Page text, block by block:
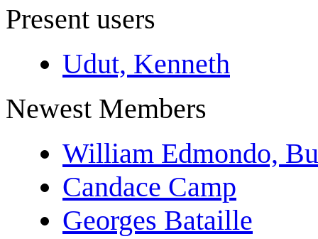
Present users
Udut, Kenneth
Newest Members
William Edmondo,
Candace Camp
Georges Bataille